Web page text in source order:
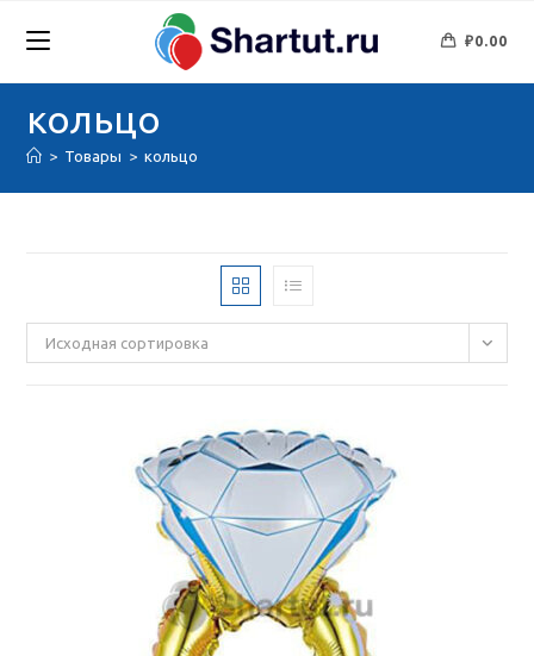
₽0.00
кольцо
> Товары > кольцо
Исходная сортировка